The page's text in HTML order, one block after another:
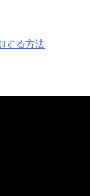
する方法